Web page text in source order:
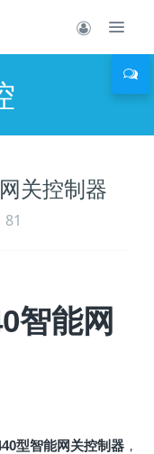
关控制器
81
智能网
型智能网关控制器 ，